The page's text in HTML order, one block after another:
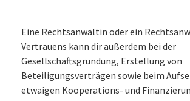
Eine Rechtsanwältin oder ein
Vertrauens kann dir außerdem bei der
Gesellschaftsgründung, Erstellung von
Beteiligungsverträgen sowie beim
etwaigen Kooperations- und